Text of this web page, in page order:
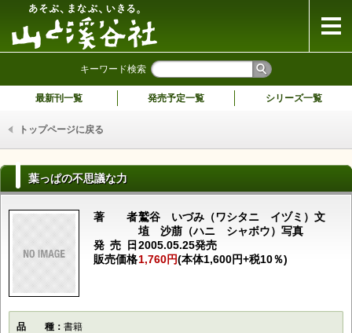
キーワード検索
最新刊一覧 発売予定一覧 シリーズ一覧
トップページに戻る
葉っぱの不思議な力
著者鷲谷 いづみ（ワシタニ イヅミ）文
埴 沙萠（ハニ シャボウ）写真
発売日2005.05.25発売
販売価格1,760円(本体1,600円+税10％)
品種書籍